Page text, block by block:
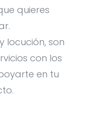
quieres
locución, son
con los
en tu